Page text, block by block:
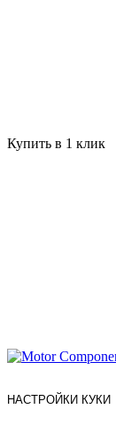
Купить в 1 клик
НАСТРОЙКИ КУКИ